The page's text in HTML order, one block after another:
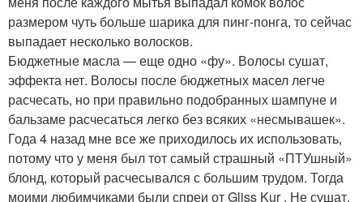
размером чуть больше шарика для пинг-понга, то сейчас
выпадает несколько волосков.
Бюджетные масла — еще одно «фу». Волосы сушат,
эффекта нет. Волосы после бюджетных масел легче
расчесать, но при правильно подобранных шампуне и
бальзаме расчесаться легко без всяких «несмывашек».
Года 4 назад мне все же приходилось их использовать,
потому что у меня был тот самый страшный «ПТУшный»
блонд, который расчесывался с большим трудом. Тогда
моими любимчиками были спреи от Gliss Kur . Не сушат,